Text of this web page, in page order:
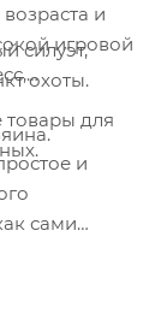
силуэт,
охоты.
для
и
игровой
и
сами